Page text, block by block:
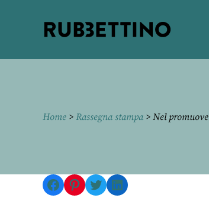
Home > Rassegna stampa> Nel
Facebook
Pinterest
TwitterLinkedIn